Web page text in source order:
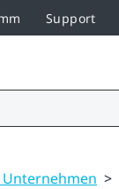
Support
Unternehmen >